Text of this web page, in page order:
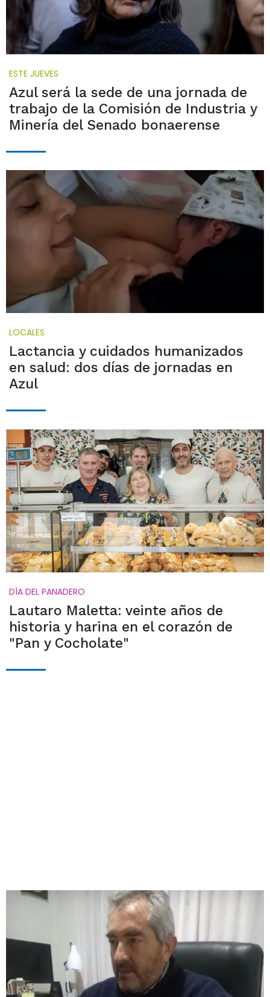
ESTE JUEVES
Azul será la sede de una jornada de
trabajo de la Comisión de Industria y
Minería del Senado bonaerense
LOCALES
Lactancia y cuidados humanizados
en salud: dos días de jornadas en
Azul
DÍA DEL PANADERO
Lautaro Maletta: veinte años de
historia y harina en el corazón de
"Pan y Cocholate"